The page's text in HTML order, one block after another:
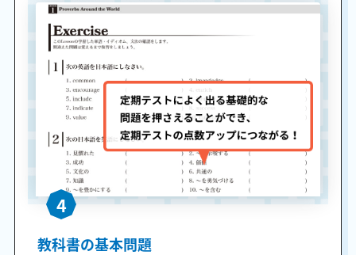
4
教科書の基本問題